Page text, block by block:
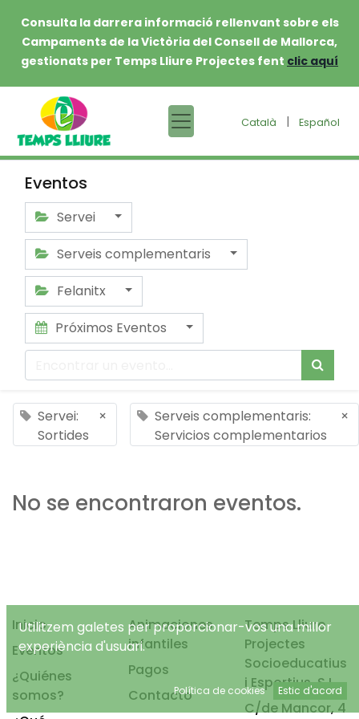
Consulta la darrera informació rellenvant sobre els
Campaments de la Victòria del Consell de Mallorca,
gestionats per Temps Lliure Projectes fent clic aquí
Català | Español
Eventos
Servei
Serveis complementaris
Felanitx
Próximos Eventos
Servei:
Sortides
×
Serveis complementaris:
Servicios complementarios
×
No se encontraron eventos.
Inicio
Eventos
¿Quiénes
somos?
Animaciones
infantiles
Pagos
Contacto
Temps Lliure
Projectes
Socioeducatius
i Esportius, S.L.
C/de Mancor, 4
Utilitzem galetes per proporcionar-vos una millor
experiència d'usuari.
Política de cookies Estic d'acord